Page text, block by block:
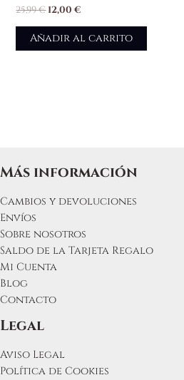
25,99€12,00€
Añadir al carrito
Más información
Cambios y devoluciones
Envíos
Sobre nosotros
Saldo de la Tarjeta Regalo
Mi Cuenta
Blog
Contacto
Legal
Aviso Legal
Política de Cookies